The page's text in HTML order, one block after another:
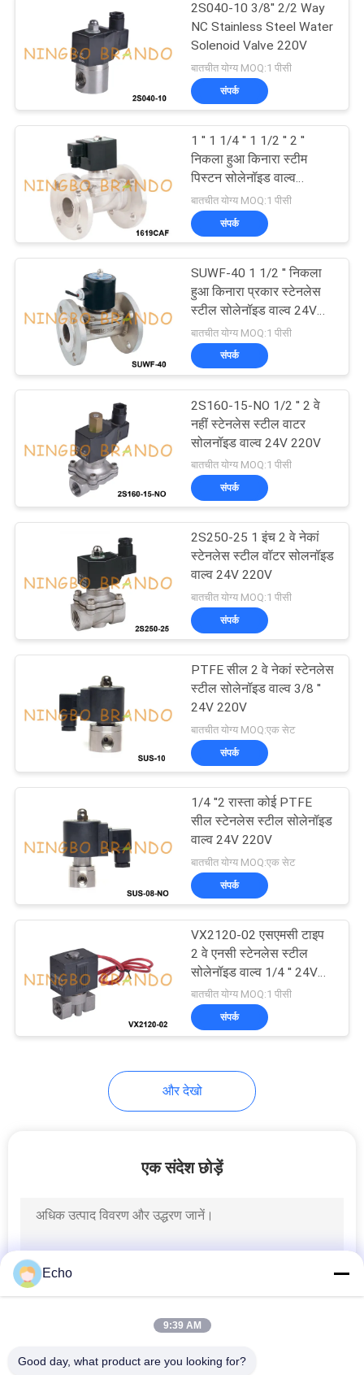
सोलेनॉइड वाल्व आर्मेचर
पल्स जेट वाल्व
1184
प्रशीतन सोलोनाइड वाल्व
वायवीय नली फिटिंग
वायवीय एयर सिलेंडर
233
फ़िल्टर नियामक
Lubricator
वाल्व कुंडल
सोलोनॉयड कॉइल कनेक्टर
2S040-10 3/8'' 2/2 Way
NC Stainless Steel Water
Solenoid Valve 220V
बातचीत योग्य MOQ:1 पीसी
संपर्क
1 '' 1 1/4 '' 1 1/2 '' 2 ''
निकला हुआ किनारा स्टीम
पिस्टन सोलेनॉइड वाल्व
स्टेनलेस स्टील
बातचीत योग्य MOQ:1 पीसी
संपर्क
SUWF-40 1 1/2 '' निकला
हुआ किनारा प्रकार स्टेनलेस
स्टील सोलेनॉइड वाल्व 24VDC
220VAC
बातचीत योग्य MOQ:1 पीसी
संपर्क
2S160-15-NO 1/2 '' 2 वे
नहीं स्टेनलेस स्टील वाटर
सोलनॉइड वाल्व 24V 220V
बातचीत योग्य MOQ:1 पीसी
संपर्क
2S250-25 1 इंच 2 वे नेकां
स्टेनलेस स्टील वॉटर सोलनॉइड
वाल्व 24V 220V
बातचीत योग्य MOQ:1 पीसी
संपर्क
PTFE सील 2 वे नेकां स्टेनलेस
स्टील सोलेनॉइड वाल्व 3/8 ''
24V 220V
बातचीत योग्य MOQ:एक सेट
संपर्क
1/4 ''2 रास्ता कोई PTFE
सील स्टेनलेस स्टील सोलेनॉइड
वाल्व 24V 220V
बातचीत योग्य MOQ:एक सेट
संपर्क
VX2120-02 एसएमसी टाइप
2 वे एनसी स्टेनलेस स्टील
सोलेनॉइड वाल्व 1/4 '' 24V
220V
बातचीत योग्य MOQ:1 पीसी
संपर्क
और देखो
एक संदेश छोड़ें
Echo
9:39 AM
Good day, what product are you looking for?